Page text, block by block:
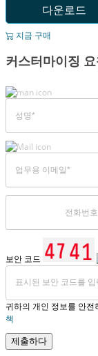
다운로드
지금 구매
커스터마이징 요
보안 코드
귀하의 개인 정보를 안
책
제출하다